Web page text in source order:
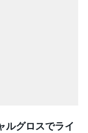
ルグロスでライ